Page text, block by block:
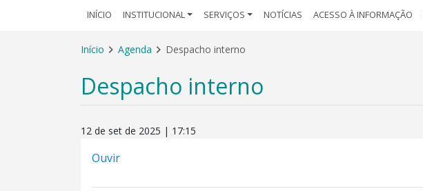
INÍCIO INSTITUCIONAL SERVIÇOS NOTÍCIAS ACESSO À INFORMAÇÃO
Início Agenda Despacho interno
Despacho interno
12 de set de 2025 | 17:15
Ouvir